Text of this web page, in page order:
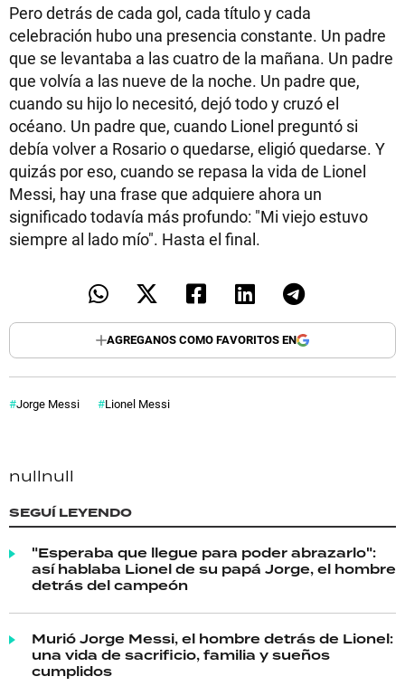
Pero detrás de cada gol, cada título y cada
celebración hubo una presencia constante. Un padre
que se levantaba a las cuatro de la mañana. Un padre
que volvía a las nueve de la noche. Un padre que,
cuando su hijo lo necesitó, dejó todo y cruzó el
océano. Un padre que, cuando Lionel preguntó si
debía volver a Rosario o quedarse, eligió quedarse. Y
quizás por eso, cuando se repasa la vida de Lionel
Messi, hay una frase que adquiere ahora un
significado todavía más profundo: "Mi viejo estuvo
siempre al lado mío". Hasta el final.
AGREGANOS COMO FAVORITOS EN
Jorge Messi Lionel Messi
nullnull
SEGUÍ LEYENDO
"Esperaba que llegue para poder abrazarlo":
así hablaba Lionel de su papá Jorge, el hombre
detrás del campeón
Murió Jorge Messi, el hombre detrás de Lionel:
una vida de sacrificio, familia y sueños
cumplidos